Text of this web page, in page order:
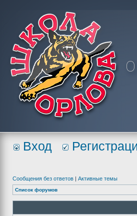
Вход
Сообщения без ответов | Активные темы
Список форумов